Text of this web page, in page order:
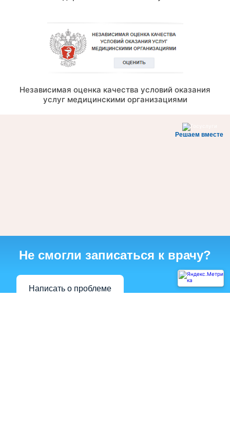
Независимая оценка качества условий оказания
услуг медицинскими организациями
Решаем вместе
Не смогли записаться к врачу?
Написать о проблеме